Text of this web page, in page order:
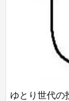
ゆとり世代の